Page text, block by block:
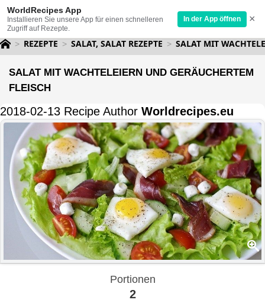
WorldRecipes App
Installieren Sie unsere App für einen schnelleren
Zugriff auf Rezepte.
In der App öffnen ×
REZEPTE SALAT, SALAT REZEPTE SALAT MIT
SALAT MIT WACHTELEIERN UND GERÄUCHERTEM
FLEISCH
2018-02-13 Recipe Author Worldrecipes.eu
Portionen
2